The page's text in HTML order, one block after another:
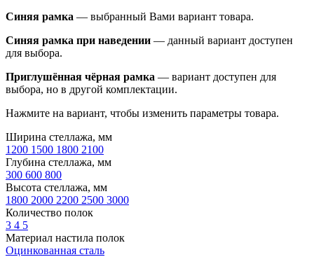
Синяя рамка — выбранный Вами вариант товара.
Синяя рамка при наведении — данный вариант доступен
для выбора.
Приглушённая чёрная рамка — вариант доступен для
выбора, но в другой комплектации.
Нажмите на вариант, чтобы изменить параметры товара.
Ширина стеллажа, мм
1200 1500 1800 2100
Глубина стеллажа, мм
300 600 800
Высота стеллажа, мм
1800 2000 2200 2500 3000
Количество полок
3 4 5
Материал настила полок
Оцинкованная сталь